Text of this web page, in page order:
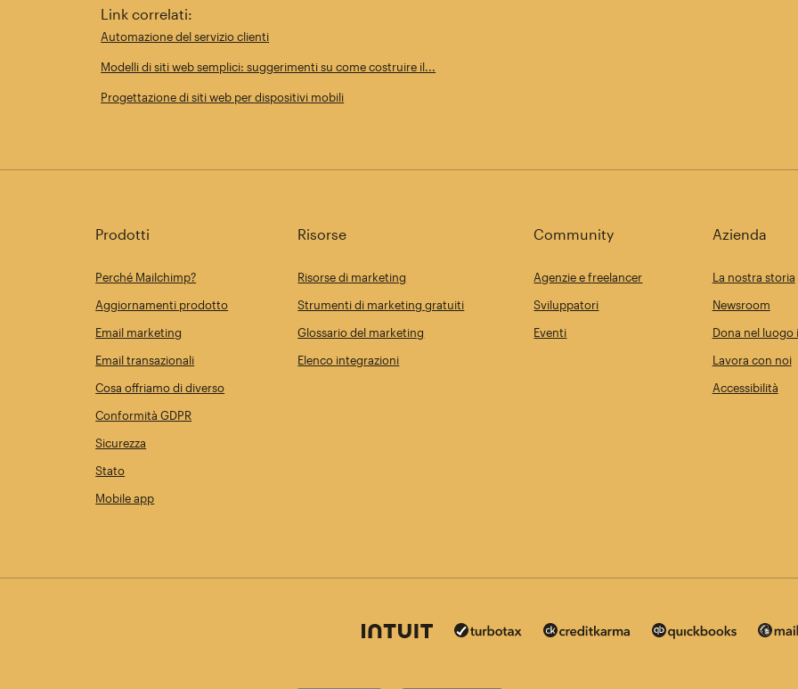
Link correlati:
Automazione del servizio clienti
Modelli di siti web semplici: suggerimenti su come costruire il...
Progettazione di siti web per dispositivi mobili
Prodotti
Perché Mailchimp?
Aggiornamenti prodotto
Email marketing
Email transazionali
Cosa offriamo di diverso
Conformità GDPR
Sicurezza
Stato
Mobile app
Risorse
Risorse di marketing
Strumenti di marketing gratuiti
Glossario del marketing
Elenco integrazioni
Community
Agenzie e freelancer
Sviluppatori
Eventi
Azienda
La nostra storia
Newsroom
Dona nel luogo
Lavora con noi
Accessibilità